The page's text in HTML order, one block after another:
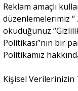
Reklam amaçlı
düzenlemelerimiz “
okuduğunuz
Politikası”nın bir
Politikamız
Kişisel Verilerinizin